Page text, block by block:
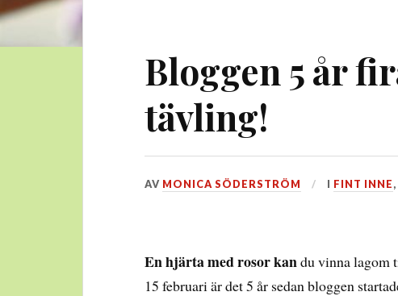
Bloggen 5 år
tävling!
DEN
AV MONICA SÖDERSTRÖM I FINT INNE,
En hjärta med rosor kandu vinna lagom
15 februari är det 5 år sedan bloggen